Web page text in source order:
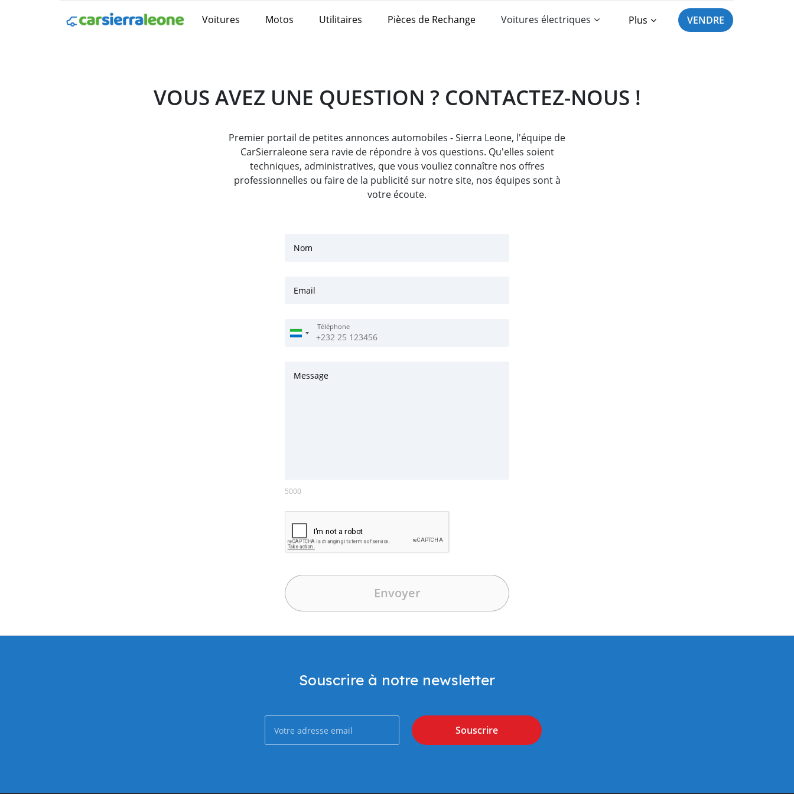
Voitures Motos Utilitaires Pièces de Rechange Voitures électriques Plus VENDRE
VOUS AVEZ UNE QUESTION ? CONTACTEZ-NOUS !
Premier portail de petites annonces automobiles - Sierra Leone, l'équipe de
CarSierraleone sera ravie de répondre à vos questions. Qu'elles soient
techniques, administratives, que vous vouliez connaître nos offres
professionnelles ou faire de la publicité sur notre site, nos équipes sont à
votre écoute.
Nom
Email
Téléphone
Message
5000
Souscrire à notre newsletter
Souscrire